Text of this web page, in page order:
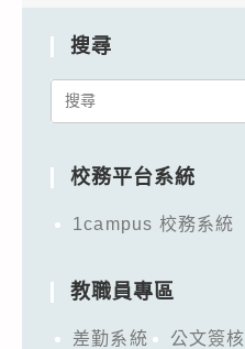
搜尋
Search
校務平台系統
1campus 校務系統
教職員專區
差勤系統 公文簽核